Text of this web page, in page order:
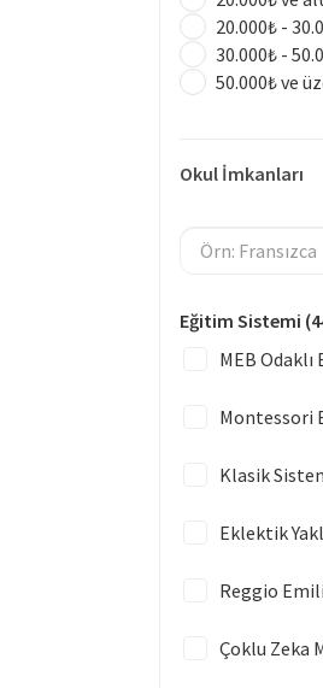
20.000₺ -
30.000₺ -
50.000₺ ve
Okul İmkanları
Eğitim Sistemi
MEB
Montessori
Klasik
Eklektik
Reggio
Çoklu Zeka